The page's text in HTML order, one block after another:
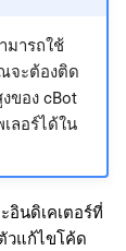
Türkçe
ารถใช้
จะต้องติด
ของ cBot
ลอร์ได้ใน
อินดิเคเตอร์ที่
วแก้ไขโค้ด